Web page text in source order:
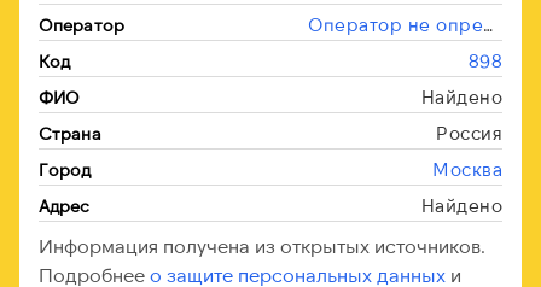
Оператор Оператор не определён
Код 898
ФИО Найдено
Страна Россия
Город Москва
Адрес Найдено
Информация получена из открытых источников.
Подробнее о защите персональных данных и